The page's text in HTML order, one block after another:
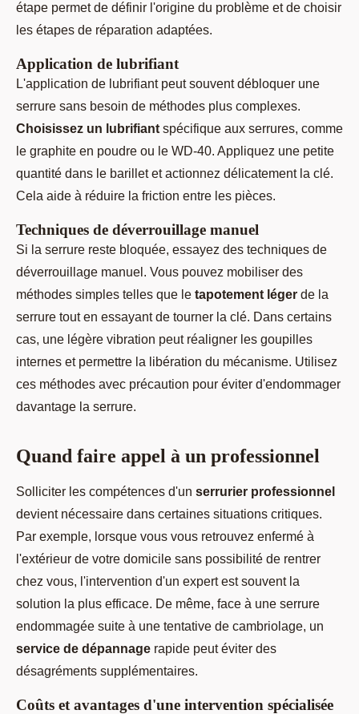
étape permet de définir l'origine du problème et de choisir
les étapes de réparation adaptées.
Application de lubrifiant
L'application de lubrifiant peut souvent débloquer une
serrure sans besoin de méthodes plus complexes.
Choisissez un lubrifiant spécifique aux serrures, comme
le graphite en poudre ou le WD-40. Appliquez une petite
quantité dans le barillet et actionnez délicatement la clé.
Cela aide à réduire la friction entre les pièces.
Techniques de déverrouillage manuel
Si la serrure reste bloquée, essayez des techniques de
déverrouillage manuel. Vous pouvez mobiliser des
méthodes simples telles que le tapotement léger de la
serrure tout en essayant de tourner la clé. Dans certains
cas, une légère vibration peut réaligner les goupilles
internes et permettre la libération du mécanisme. Utilisez
ces méthodes avec précaution pour éviter d'endommager
davantage la serrure.
Quand faire appel à un professionnel
Solliciter les compétences d'un serrurier professionnel
devient nécessaire dans certaines situations critiques.
Par exemple, lorsque vous vous retrouvez enfermé à
l'extérieur de votre domicile sans possibilité de rentrer
chez vous, l'intervention d'un expert est souvent la
solution la plus efficace. De même, face à une serrure
endommagée suite à une tentative de cambriolage, un
service de dépannage rapide peut éviter des
désagréments supplémentaires.
Coûts et avantages d'une intervention spécialisée